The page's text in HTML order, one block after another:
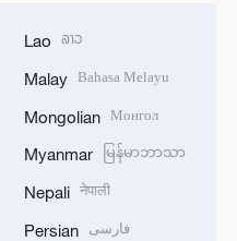
Lao ລາວ
Malay Bahasa Melayu
Mongolian Монгол
Myanmar မြန်မာဘာသာ
Nepali नेपाली
Persian فارسی